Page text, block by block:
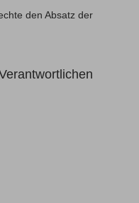
den Absatz der